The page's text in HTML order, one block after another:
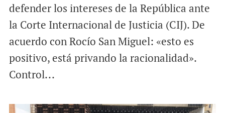
defender los intereses de la República ante
la Corte Internacional de Justicia (CIJ). De
acuerdo con Rocío San Miguel: «esto es
positivo, está privando la racionalidad».
Control...